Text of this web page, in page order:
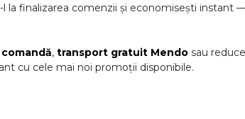
la finalizarea comenzii și economisești instant
, transport gratuit Mendo sau
cu cele mai noi promoții disponibile.